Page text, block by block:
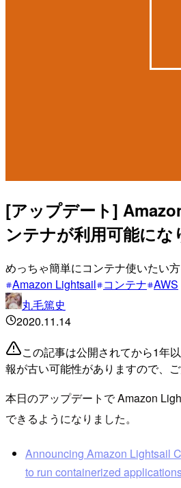
[アップデート]
ンテナが利用可能にな
めっちゃ簡単にコンテナ使いたい
Amazon Lightsail コンテナ AWS
丸毛篤史
2020.11.14
この記事は公開されてから1年
報が古い可能性がありますので、ご
本日のアップデートで Amazon
できるようになりました。
Announcing Amazon Lightsail
to run containerized